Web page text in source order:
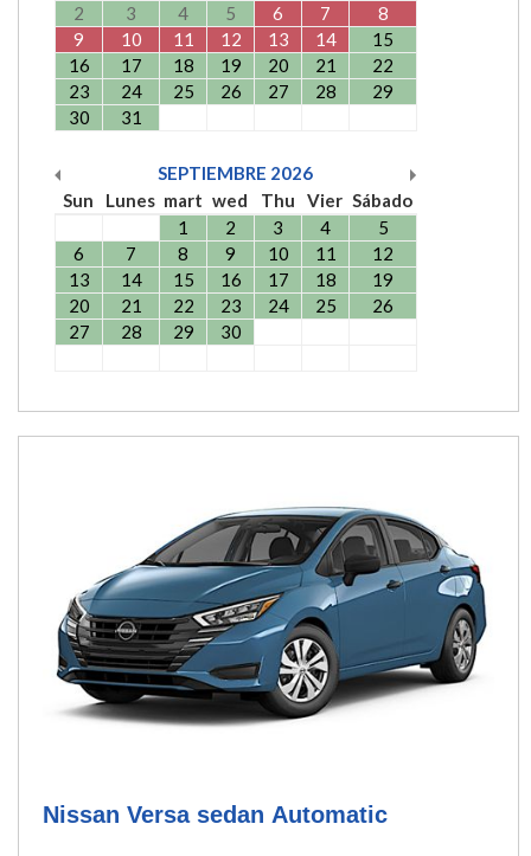
2
3 4 5 6 7
8
9
10 11 12 13 14
15
16
17 18 19 20 21
22
23
24 25 26 27 28
29
30
31
SEPTIEMBRE 2026
Sun
Lunes mart wed Thu Vier Sábado
1
2 3 4
5
6
7 8 9 10 11
12
13
14 15 16 17 18
19
20
21 22 23 24 25
26
27
28 29 30
Nissan Versa sedan Automatic